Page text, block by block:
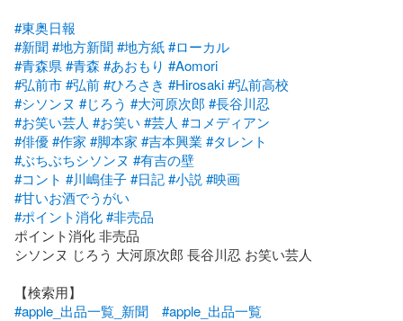
#東奥日報
#新聞#地方新聞#地方紙#ローカル
#青森県 #青森 #あおもり #Aomori
#弘前市#弘前#ひろさき #Hirosaki#弘前高校
#シソンヌ #じろう #大河原次郎 #長谷川忍
#お笑い芸人 #お笑い #芸人 #コメディアン
#俳優#作家 #脚本家 #吉本興業 #タレント
#ぶちぶちシソンヌ #有吉の壁
#コント #川嶋佳子#日記#小説 #映画
#甘いお酒でうがい
#ポイント消化#非売品
ポイント消化 非売品
シソンヌ じろう 大河原次郎 長谷川忍 お笑い芸人
#apple_出品一覧_新聞
#apple_出品一覧